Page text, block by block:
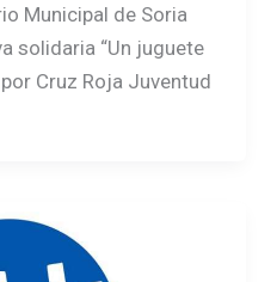
Municipal de Soria
solidaria “Un juguete
Cruz Roja Juventud